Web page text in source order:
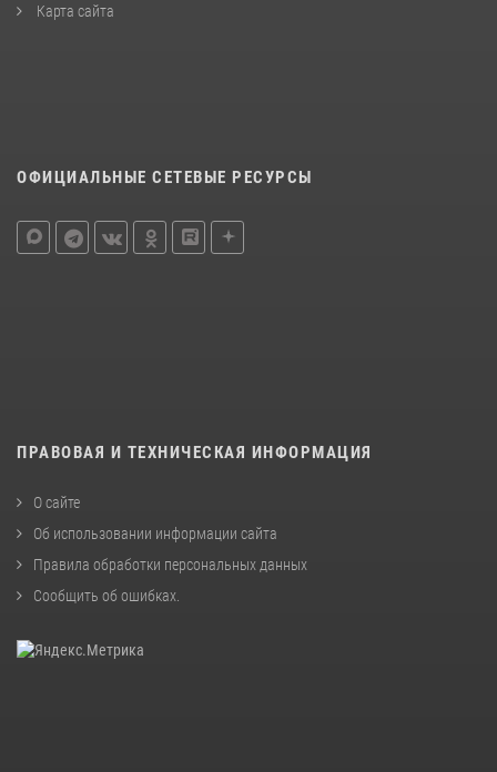
Карта сайта
ОФИЦИАЛЬНЫЕ СЕТЕВЫЕ РЕСУРСЫ
ПРАВОВАЯ И ТЕХНИЧЕСКАЯ ИНФОРМАЦИЯ
О сайте
Об использовании информации сайта
Правила обработки персональных данных
Сообщить об ошибках